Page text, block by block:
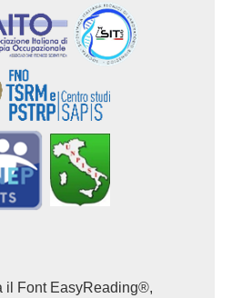
il Font EasyReading®,